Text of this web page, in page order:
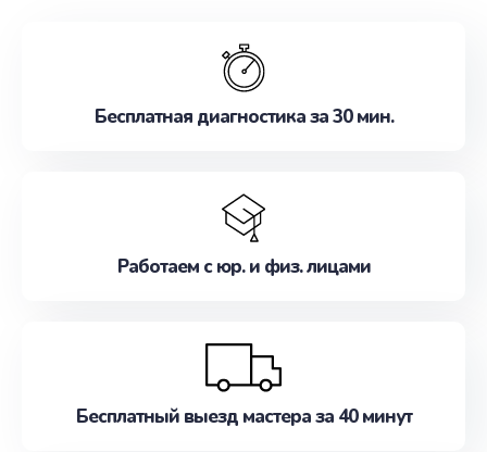
наилучшим образом. Не медлите записаться на
Бесплатная диагностика за 30 мин.
Работаем с юр. и физ. лицами
Бесплатный выезд мастера за 40 минут